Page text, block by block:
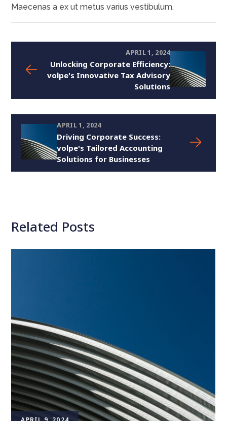
Maecenas a ex ut metus varius vestibulum.
APRIL 1, 2024
Unlocking Corporate Efficiency:
volpe's Innovative Tax Advisory
Solutions
APRIL 1, 2024
Driving Corporate Success:
volpe's Tailored Accounting
Solutions for Businesses
Related Posts